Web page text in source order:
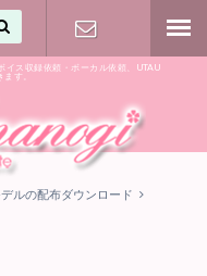
イス収録依頼・ボーカル依頼、UTAU
す。
気軽に♪
ルの配布ダウンロード